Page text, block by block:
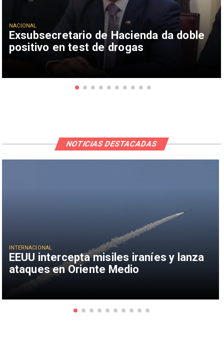
Exsubsecretario de Hacienda da doble
positivo en test de drogas
NACIONAL
EEUU intercepta misiles iraníes y lanza
ataques en Oriente Medio
INTERNACIONAL
NOTICIAS DESTACADAS